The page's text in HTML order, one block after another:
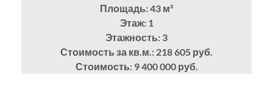
Площадь: 43 м²
Этаж: 1
Этажность: 3
Стоимость за кв.м.: 218 605 руб.
Стоимость: 9 400 000 руб.